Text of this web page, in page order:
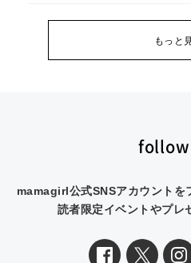
もっと
follow
mamagirl公式SNSアカウントを
読者限定イベントやプレ